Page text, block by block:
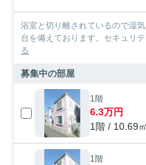
浴室と切り離されているので湿
台を備えております。セキュリ
る
募集中の部屋
1階
6.3万円
1階 / 10.69
1階